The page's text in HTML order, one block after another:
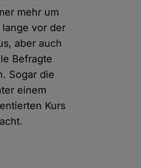
mehr um
vor der
aber auch
Befragte
Sogar die
einem
Kurs